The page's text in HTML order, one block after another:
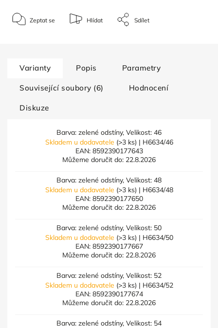
Zeptat se Hlídat Sdílet
Varianty Popis Parametry
Související soubory (6) Hodnocení
Diskuze
Barva: zelené odstíny, Velikost: 46
Skladem u dodavatele (>3 ks) | H6634/46
EAN: 8592390177643
Můžeme doručit do: 22.8.2026
Barva: zelené odstíny, Velikost: 48
Skladem u dodavatele (>3 ks) | H6634/48
EAN: 8592390177650
Můžeme doručit do: 22.8.2026
Barva: zelené odstíny, Velikost: 50
Skladem u dodavatele (>3 ks) | H6634/50
EAN: 8592390177667
Můžeme doručit do: 22.8.2026
Barva: zelené odstíny, Velikost: 52
Skladem u dodavatele (>3 ks) | H6634/52
EAN: 8592390177674
Můžeme doručit do: 22.8.2026
Barva: zelené odstíny, Velikost: 54